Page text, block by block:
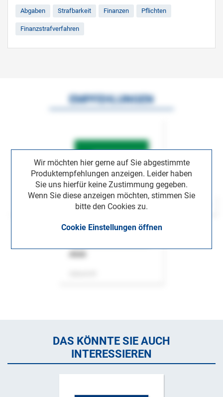
Abgaben Strafbarkeit Finanzen Pflichten
Finanzstrafverfahren
Wir möchten hier gerne auf Sie abgestimmte
Produktempfehlungen anzeigen. Leider haben
Sie uns hierfür keine Zustimmung gegeben.
Wenn Sie diese anzeigen möchten, stimmen Sie
bitte den Cookies zu.
Cookie Einstellungen öffnen
EMPFEHLUNGEN
DAS KÖNNTE SIE AUCH
INTERESSIEREN